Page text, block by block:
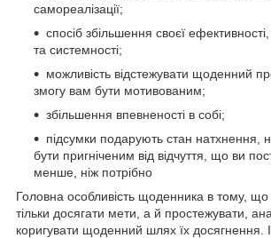
самореалізації;
спосіб збільшення своєї
та системності;
можливість відстежувати щоденний
змогу вам бути мотивованим;
збільшення впевненості в собі;
підсумки подарують стан натхнення,
бути пригніченим від відчуття, що ви
менше, ніж потрібно
Головна особливість щоденника в тому,
тільки досягати мети, а й простежувати,
коригувати щоденний шлях їх досягнення.